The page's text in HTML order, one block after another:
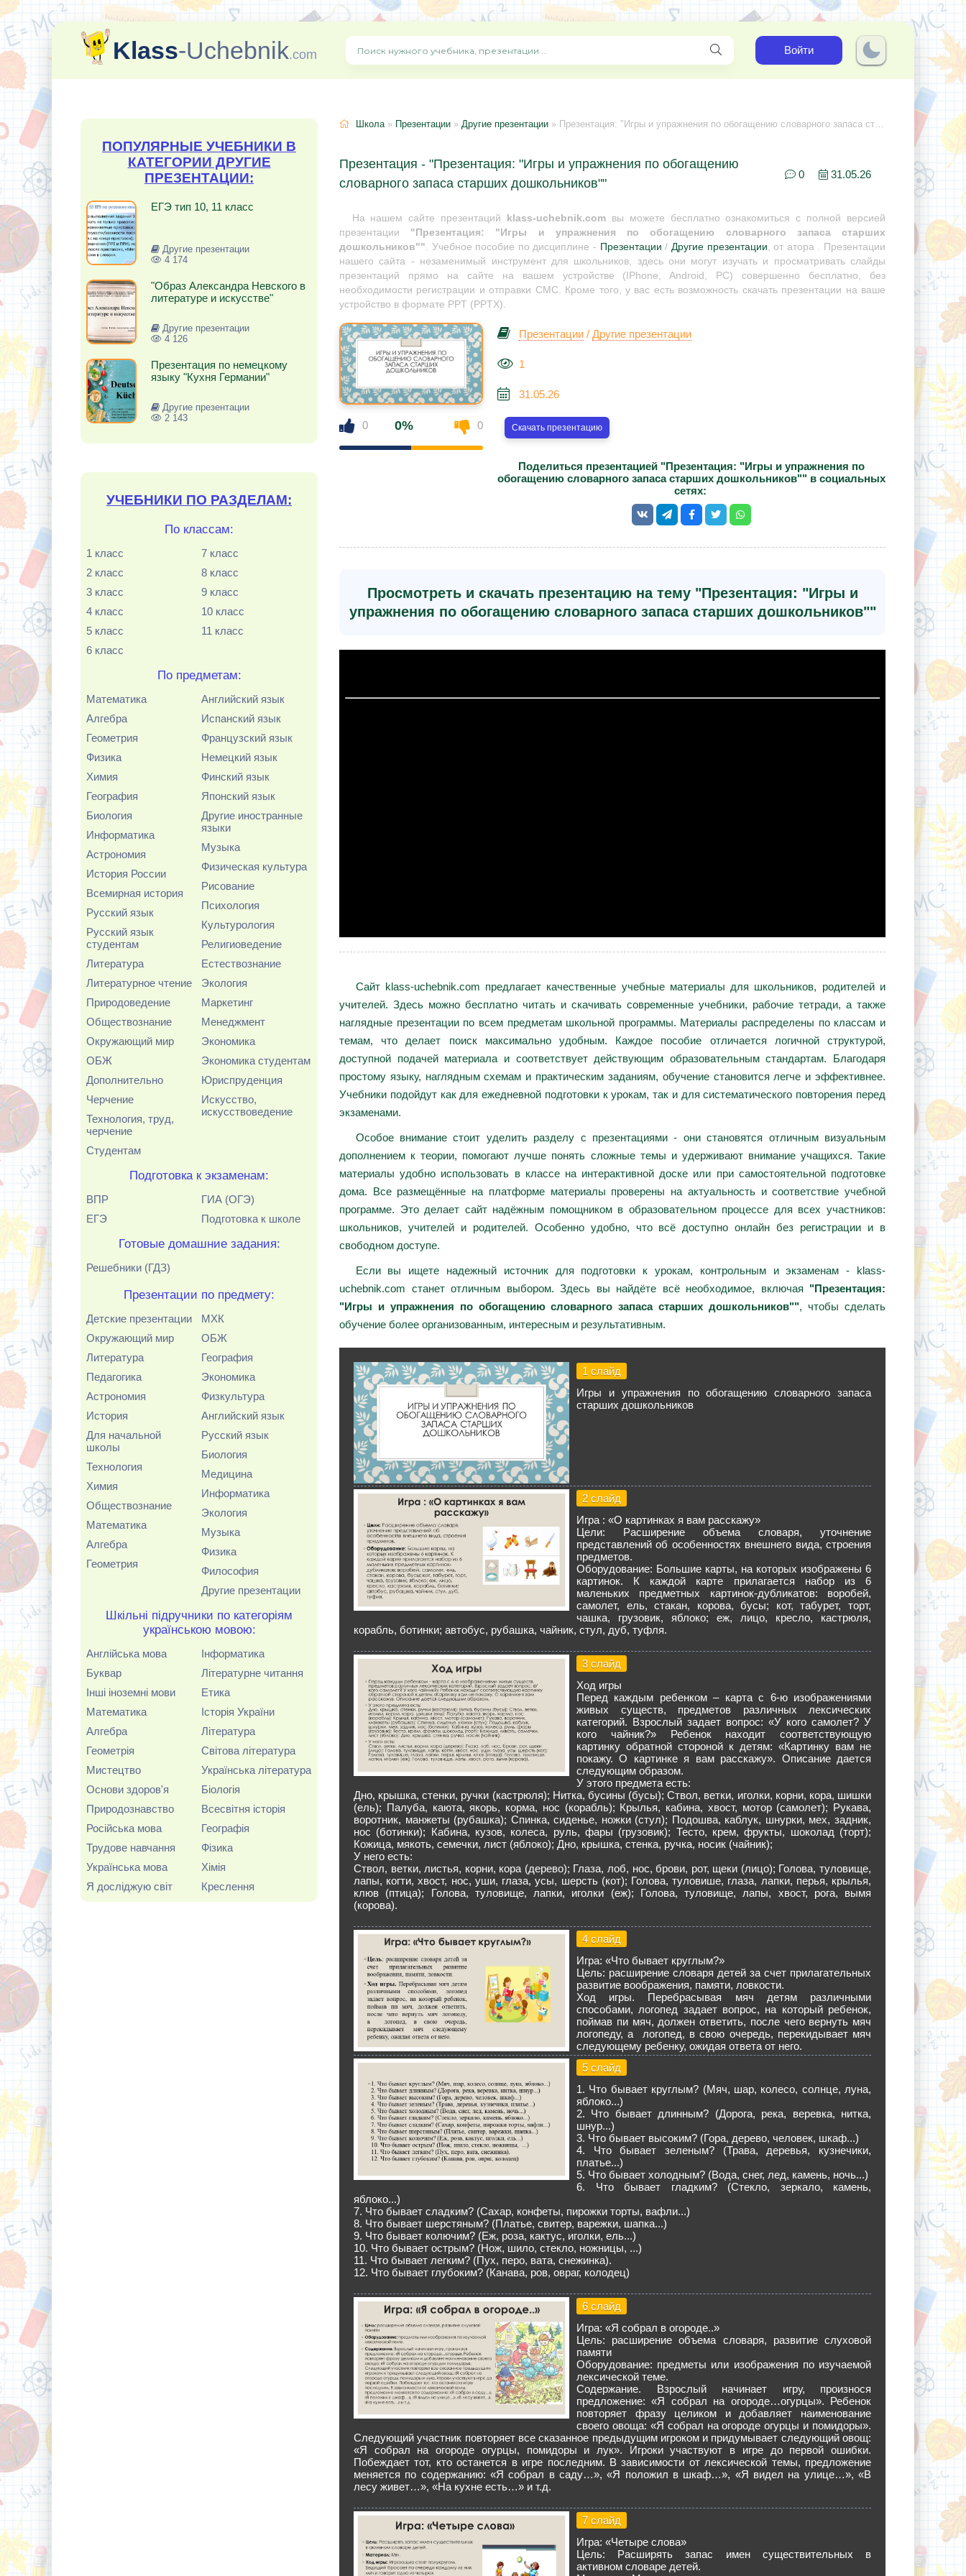
Klass-Uchebnik.com Войти
ПОПУЛЯРНЫЕ УЧЕБНИКИ В
КАТЕГОРИИ ДРУГИЕ
ПРЕЗЕНТАЦИИ:
ЕГЭ тип 10, 11 класс
Другие презентации
4 174
"Образ Александра Невского в
литературе и искусстве"
Другие презентации
4 126
Презентация по немецкому
языку "Кухня Германии"
Другие презентации
2 143
УЧЕБНИКИ ПО РАЗДЕЛАМ:
По классам:
1 класс
2 класс
3 класс
4 класс
5 класс
6 класс
7 класс
8 класс
9 класс
10 класс
11 класс
По предметам:
Математика
Алгебра
Геометрия
Физика
Химия
География
Биология
Информатика
Астрономия
История России
Всемирная история
Русский язык
Русский язык
студентам
Литература
Литературное чтение
Природоведение
Обществознание
Окружающий мир
ОБЖ
Дополнительно
Черчение
Технология, труд,
черчение
Студентам
Английский язык
Испанский язык
Французский язык
Немецкий язык
Финский язык
Японский язык
Другие иностранные
языки
Музыка
Физическая культура
Рисование
Психология
Культурология
Религиоведение
Естествознание
Экология
Маркетинг
Менеджмент
Экономика
Экономика студентам
Юриспруденция
Искусство,
искусствоведение
Подготовка к экзаменам:
ВПР
ЕГЭ
ГИА (ОГЭ)
Подготовка к школе
Готовые домашние задания:
Решебники (ГДЗ)
Презентации по предмету:
Детские презентации
Окружающий мир
Литература
Педагогика
Астрономия
История
Для начальной
школы
Технология
Химия
Обществознание
Математика
Алгебра
Геометрия
МХК
ОБЖ
География
Экономика
Физкультура
Английский язык
Русский язык
Биология
Медицина
Информатика
Экология
Музыка
Физика
Философия
Другие презентации
Шкільні підручники по категоріям
українською мовою:
Англійська мова
Буквар
Інші іноземні мови
Математика
Алгебра
Геометрія
Мистецтво
Основи здоров'я
Природознавство
Російська мова
Трудове навчання
Українська мова
Я досліджую світ
Інформатика
Літературне читання
Етика
Історія України
Література
Світова література
Українська література
Біологія
Всесвітня історія
Географія
Фізика
Хімія
Креслення
Школа» Презентации » Другие презентации » Презентация: "Игры и упражнения по обогащению словарного запаса старших дошкольников"
Презентация - "Презентация: "Игры и упражнения по обогащению
словарного запаса старших дошкольников""
0 31.05.26
На нашем сайте презентаций klass-uchebnik.comвы можете бесплатно ознакомиться с полной версией
презентации "Презентация: "Игры и упражнения по обогащению словарного запаса старших
дошкольников"". Учебное пособие по дисциплине - Презентации / Другие презентации, от атора . Презентации
нашего сайта - незаменимый инструмент для школьников, здесь они могут изучать и просматривать слайды
презентаций прямо на сайте на вашем устройстве (IPhone, Android, PC) совершенно бесплатно, без
необходимости регистрации и отправки СМС. Кроме того, у вас есть возможность скачать презентации на ваше
устройство в формате PPT (PPTX).
0 0% 0
Презентации / Другие презентации
1
31.05.26
Скачать презентацию
Поделиться презентацией "Презентация: "Игры и упражнения по
обогащению словарного запаса старших дошкольников"" в социальных
сетях:
Просмотреть и скачать презентацию на тему "Презентация: "Игры и
упражнения по обогащению словарного запаса старших дошкольников""
Сайт klass-uchebnik.com предлагает качественные учебные материалы для школьников, родителей и
учителей. Здесь можно бесплатно читать и скачивать современные учебники, рабочие тетради, а также
наглядные презентации по всем предметам школьной программы. Материалы распределены по классам и
темам, что делает поиск максимально удобным. Каждое пособие отличается логичной структурой,
доступной подачей материала и соответствует действующим образовательным стандартам. Благодаря
простому языку, наглядным схемам и практическим заданиям, обучение становится легче и эффективнее.
Учебники подойдут как для ежедневной подготовки к урокам, так и для систематического повторения перед
экзаменами.
Особое внимание стоит уделить разделу с презентациями - они становятся отличным визуальным
дополнением к теории, помогают лучше понять сложные темы и удерживают внимание учащихся. Такие
материалы удобно использовать в классе на интерактивной доске или при самостоятельной подготовке
дома. Все размещённые на платформе материалы проверены на актуальность и соответствие учебной
программе. Это делает сайт надёжным помощником в образовательном процессе для всех участников:
школьников, учителей и родителей. Особенно удобно, что всё доступно онлайн без регистрации и в
свободном доступе.
Если вы ищете надежный источник для подготовки к урокам, контрольным и экзаменам - klass-
uchebnik.com станет отличным выбором. Здесь вы найдёте всё необходимое, включая "Презентация:
"Игры и упражнения по обогащению словарного запаса старших дошкольников"", чтобы сделать
обучение более организованным, интересным и результативным.
1 слайд
Игры и упражнения по обогащению словарного запаса
старших дошкольников
2 слайд
Игра : «О картинках я вам расскажу»
Цели: Расширение объема словаря, уточнение
представлений об особенностях внешнего вида, строения
предметов.
Оборудование: Большие карты, на которых изображены 6
картинок. К каждой карте прилагается набор из 6
маленьких предметных картинок-дубликатов: воробей,
самолет, ель, стакан, корова, бусы; кот, табурет, торт,
чашка, грузовик, яблоко; еж, лицо, кресло, кастрюля,
корабль, ботинки; автобус, рубашка, чайник, стул, дуб, туфля.
3 слайд
Ход игры
Перед каждым ребенком – карта с 6-ю изображениями
живых существ, предметов различных лексических
категорий. Взрослый задает вопрос: «У кого самолет? У
кого чайник?» Ребенок находит соответствующую
картинку обратной стороной к детям: «Картинку вам не
покажу. О картинке я вам расскажу». Описание дается
следующим образом.
У этого предмета есть:
Дно, крышка, стенки, ручки (кастрюля); Нитка, бусины (бусы); Ствол, ветки, иголки, корни, кора, шишки
(ель); Палуба, каюта, якорь, корма, нос (корабль); Крылья, кабина, хвост, мотор (самолет); Рукава,
воротник, манжеты (рубашка); Спинка, сиденье, ножки (стул); Подошва, каблук, шнурки, мех, задник,
нос (ботинки); Кабина, кузов, колеса, руль, фары (грузовик); Тесто, крем, фрукты, шоколад (торт);
Кожица, мякоть, семечки, лист (яблоко); Дно, крышка, стенка, ручка, носик (чайник);
У него есть:
Ствол, ветки, листья, корни, кора (дерево); Глаза, лоб, нос, брови, рот, щеки (лицо); Голова, туловище,
лапы, когти, хвост, нос, уши, глаза, усы, шерсть (кот); Голова, туловише, глаза, лапки, перья, крылья,
клюв (птица); Голова, туловище, лапки, иголки (еж); Голова, туловище, лапы, хвост, рога, вымя
(корова).
4 слайд
Игра: «Что бывает круглым?»
Цель: расширение словаря детей за счет прилагательных
развитие воображения, памяти, ловкости.
Ход игры. Перебрасывая мяч детям различными
способами, логопед задает вопрос, на который ребенок,
поймав пи мяч, должен ответить, после чего вернуть мяч
логопеду, а логопед, в свою очередь, перекидывает мяч
следующему ребенку, ожидая ответа от него.
5 слайд
1. Что бывает круглым? (Мяч, шар, колесо, солнце, луна,
яблоко...)
2. Что бывает длинным? (Дорога, река, веревка, нитка,
шнур...)
3. Что бывает высоким? (Гора, дерево, человек, шкаф...)
4. Что бывает зеленым? (Трава, деревья, кузнечики,
платье...)
5. Что бывает холодным? (Вода, снег, лед, камень, ночь...)
6. Что бывает гладким? (Стекло, зеркало, камень,
яблоко...)
7. Что бывает сладким? (Сахар, конфеты, пирожки торты, вафли...)
8. Что бывает шерстяным? (Платье, свитер, варежки, шапка...)
9. Что бывает колючим? (Еж, роза, кактус, иголки, ель...)
10. Что бывает острым? (Нож, шило, стекло, ножницы, ...)
11. Что бывает легким? (Пух, перо, вата, снежинка).
12. Что бывает глубоким? (Канава, ров, овраг, колодец)
6 слайд
Игра: «Я собрал в огороде..»
Цель: расширение объема словаря, развитие слуховой
памяти
Оборудование: предметы или изображения по изучаемой
лексической теме.
Содержание. Взрослый начинает игру, произнося
предложение: «Я собрал на огороде…огурцы». Ребенок
повторяет фразу целиком и добавляет наименование
своего овоща: «Я собрал на огороде огурцы и помидоры».
Следующий участник повторяет все сказанное предыдущим игроком и придумывает следующий овощ:
«Я собрал на огороде огурцы, помидоры и лук». Игроки участвуют в игре до первой ошибки.
Побеждает тот, кто останется в игре последним. В зависимости от лексической темы, предложение
меняется по содержанию: «Я собрал в саду…», «Я положил в шкаф…», «Я видел на улице…», «В
лесу живет…», «На кухне есть…» и т.д.
7 слайд
Игра: «Четыре слова»
Цель: Расширять запас имен существительных в
активном словаре детей.